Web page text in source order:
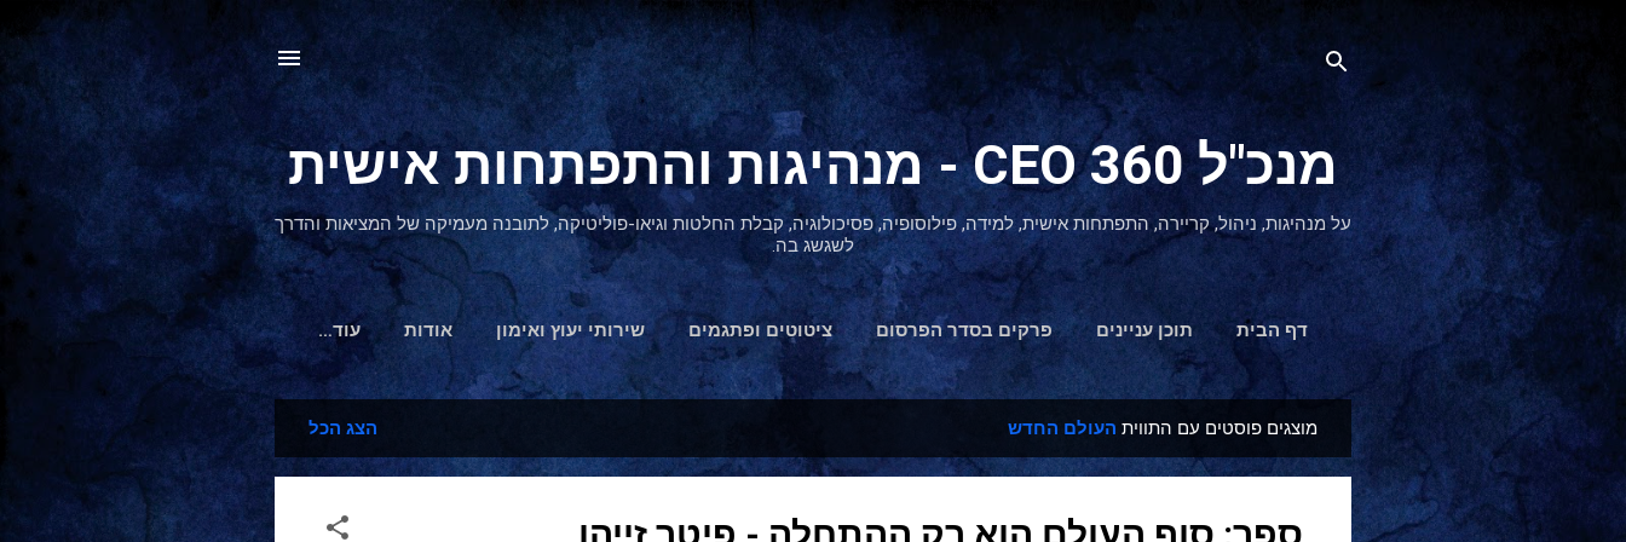
דילוג לתוכן הראשי
מנכ"ל 360 CEO - מנהיגות והתפתחות אישית
על מנהיגות, ניהול, קריירה, התפתחות אישית, למידה, פילוסופיה, פסיכולוגיה, קבלת החלטות וגיאו-פוליטיקה, לתובנה מעמיקה של המציאות והדרך
לשגשג בה.
דף הבית תוכן עניינים פרקים בסדר הפרסום ציטוטים ופתגמים שירותי יעוץ ואימון אודות ‏עוד…
הצהרת נגישות
ש
מוצגים פוסטים עם התווית העולם החדש הצג הכל